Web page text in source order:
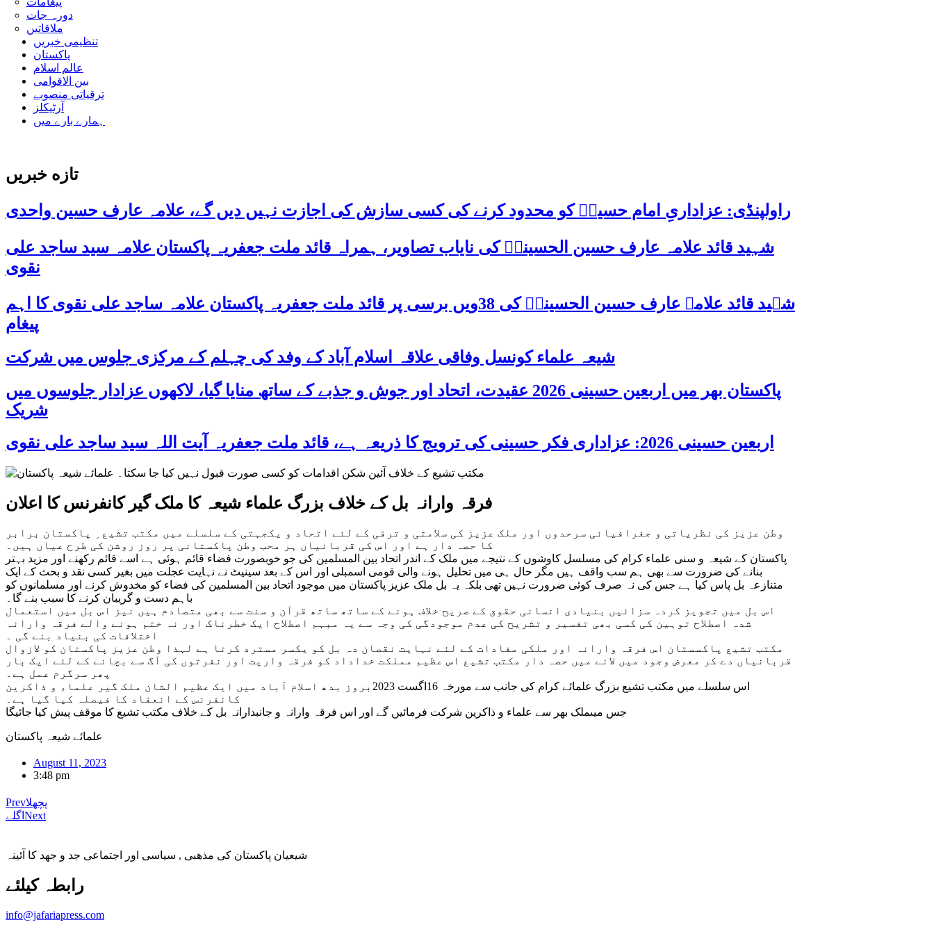
دورہ جات
ملاقاتیں
تنظیمی خبریں
پاکستان
عالم اسلام
بین الاقوامی
ترقیاتی منصوبے
آرٹیکلز
ہمارے بارے میں
تازه خبریں
راولپنڈی: عزاداریِ امام حسینؑ کو محدود کرنے کی کسی سازش کی اجازت نہیں دیں گے، علامہ عارف حسین واحدی
شہید قائد علامہ عارف حسین الحسینیؒ کی نایاب تصاویر، ہمراہ قائد ملت جعفریہ پاکستان علامہ سید ساجد علی
نقوی
شہید قائد علامہ عارف حسین الحسینیؒ کی 38ویں برسی پر قائد ملت جعفریہ پاکستان علامہ ساجد علی نقوی کا اہم
پیغام
شیعہ علماء کونسل وفاقی علاقہ اسلام آباد کے وفد کی چہلم کے مرکزی جلوس میں شرکت
پاکستان بھر میں اربعین حسینی 2026 عقیدت، اتحاد اور جوش و جذبے کے ساتھ منایا گیا، لاکھوں عزادار جلوسوں میں
شریک
اربعین حسینی 2026: عزاداری فکر حسینی کی ترویج کا ذریعہ ہے، قائد ملت جعفریہ آیت اللہ سید ساجد علی نقوی
فرقہ وارانہ بل کے خلاف بزرگ علماء شیعہ کا ملک گیر کانفرنس کا اعلان
وطن عزیز کی نظریاتی و جغرافیائی سرحدوں اور ملک عزیز کی سلامتی و ترقی کے لئے اتحاد و یکجہتی کے سلسلے میں مکتب تشیع ِ پاکستان برابر
کا حصہ دار ہے اور اس کی قربانیاں ہر محب وطن پاکستانی پر روز روشن کی طرح عیاں ہیں۔
پاکستان کے شیعہ و سنی علماء کرام کی مسلسل کاوشوں کے نتیجے میں ملک کے اندر اتحاد بین المسلمین کی جو خوبصورت فضاء قائم ہوئی ہے اسے قائم رکھنے اور مزید بہتر
بنانے کی ضرورت سے بھی ہم سب واقف ہیں مگر حال ہی میں تحلیل ہونے والی قومی اسمبلی اور اس کے بعد سینیٹ نے نہایت عجلت میں بغیر کسی نقد و بحث کے ایک
متنازعہ بل پاس کیا ہے جس کی نہ صرف کوئی ضرورت نہیں تھی بلکہ یہ بل ملک عزیز پاکستان میں موجود اتحاد بین المسلمین کی فضاء کو مخدوش کرنے اور مسلمانوں کو
باہم دست و گریبان کرنے کا سبب بنے گا۔
اس بل میں تجویز کردہ سزائیں بنیادی انسانی حقوق کے صریح خلاف ہونے کے ساتھ ساتھ قرآن و سنت سے بھی متصادم ہیں نیز اس بل میں استعمال
شدہ اصطلاح توہین کی کسی بھی تفسیر و تشریح کی عدم موجودگی کی وجہ سے یہ مبہم اصطلاح ایک خطرناک اور نہ ختم ہونے والے فرقہ وارانہ
اختلافات کی بنیاد بنے گی ۔
مکتب تشیع پاکسستان اس فرقہ وارانہ اور ملکی مفادات کے لئے نہایت نقصان دہ بل کو یکسر مسترد کرتا ہے لہذا وطن عزیز پاکستان کو لازوال
قربانیاں دے کر معرض وجود میں لانے میں حصہ دار مکتب تشیع اس عظیم مملکت خداداد کو فرقہ واریت اور نفرتوں کی آگ سے بچانے کے لئے ایک بار
پھر سرگرم عمل ہے۔
اس سلسلے میں مکتب تشیع بزرگ علمائے کرام کی جانب سے مورخہ 16اگست 2023بروز بدھ اسلام آباد میں ایک عظیم الشان ملک گیر علماء و ذاکرین
کانفرنس کے انعقاد کا فیصلہ کیا گیا ہے۔
جس میںملک بھر سے علماء و ذاکرین شرکت فرمائیں گے اور اس فرقہ وارانہ و جانبدارانہ بل کے خلاف مکتب تشیع کا موقف پیش کیا جائیگا
علمائے شیعہ پاکستان
August 11, 2023
3:48 pm
Prevپچھلا
اگلے Next
شیعیان پاکستان کی مذهبی , سیاسی اور اجتماعی جد و جهد کا آئینہ
info@jafariapress.com​